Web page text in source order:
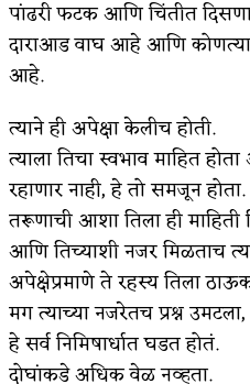
पांढरी फटक आणि चिंतीत
दाराआड वाघ आहे आणि
आहे.
त्याने ही अपेक्षा केलीच होती.
त्याला तिचा स्वभाव माहित
रहाणार नाही, हे तो समजून होता.
तरूणाची आशा तिला ही
आणि तिच्याशी नजर मिळताच
अपेक्षेप्रमाणे ते रहस्य तिला
मग त्याच्या नजरेतच प्रश्न
हे सर्व निमिषार्धात घडत होतं.
दोघांकडे अधिक वेळ नव्हता.